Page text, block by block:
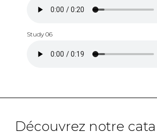
Study 06
Découvrez notre